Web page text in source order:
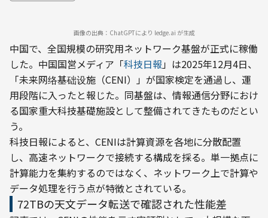
画像の出典：ChatGPTにより ledge.ai が生成
中国で、全国規模の研究用ネットワーク基盤が正式に稼働
した。中国国営メディア「科技日報」は2025年12月4日、
「未来网络基础设施（CENI）」が国家検定を通過し、運
用段階に入ったと報じた。同基盤は、情報通信分野におけ
る国家重大科技基礎施設として整備されてきたものだとい
う。
科技日報によると、CENIは計算資源を各地に分散配置
し、高速ネットワークで接続する構成を採る。単一拠点に
計算能力を集約するのではなく、ネットワーク上で計算や
データ処理を行う点が特徴とされている。
72TBの天文データ転送で確認された性能差